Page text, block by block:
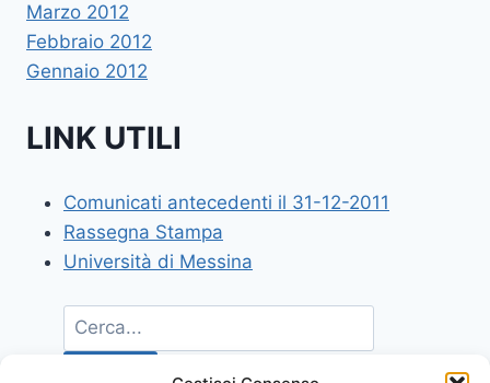
Marzo 2012
Febbraio 2012
Gennaio 2012
LINK UTILI
Comunicati antecedenti il 31-12-2011
Rassegna Stampa
Università di Messina